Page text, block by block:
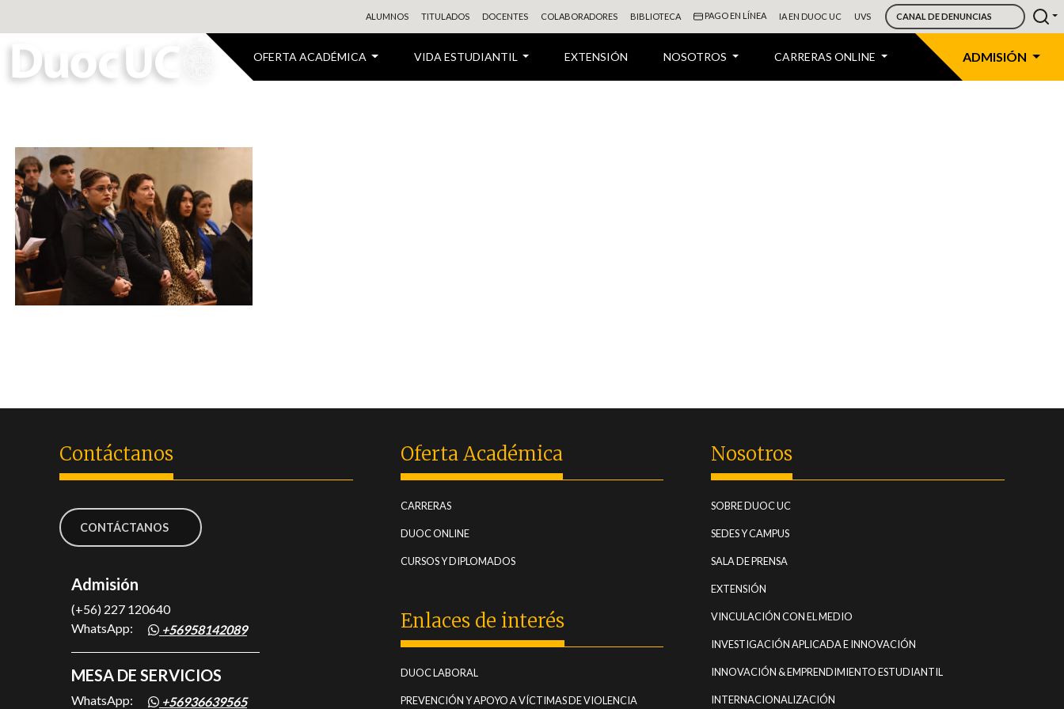
OFERTA ACADÉMICA VIDA ESTUDIANTIL EXTENSIÓN NOSOTROS CARRERAS ONLINE ADMISIÓN
ALUMNOS TITULADOS DOCENTES COLABORADORES BIBLIOTECA PAGO EN LÍNEA IA EN DUOC UC UVS CANAL DE DENUNCIAS
Contáctanos
CONTÁCTANOS
Admisión
(+56) 227 120640
WhatsApp:
+56958142089
MESA DE SERVICIOS
WhatsApp: +56936639565
Oferta Académica
CARRERAS(CURRENT)
DUOC ONLINE(CURRENT)
CURSOS Y DIPLOMADOS(CURRENT)
Enlaces de interés
DUOC LABORAL
PREVENCIÓN Y APOYO A VÍCTIMAS DE VIOLENCIA
Nosotros
SOBRE DUOC UC(CURRENT)
SEDES Y CAMPUS(CURRENT)
SALA DE PRENSA(CURRENT)
EXTENSIÓN(CURRENT)
VINCULACIÓN CON EL MEDIO(CURRENT)
INVESTIGACIÓN APLICADA E INNOVACIÓN(CURRENT)
INNOVACIÓN & EMPRENDIMIENTO ESTUDIANTIL
INTERNACIONALIZACIÓN(CURRENT)